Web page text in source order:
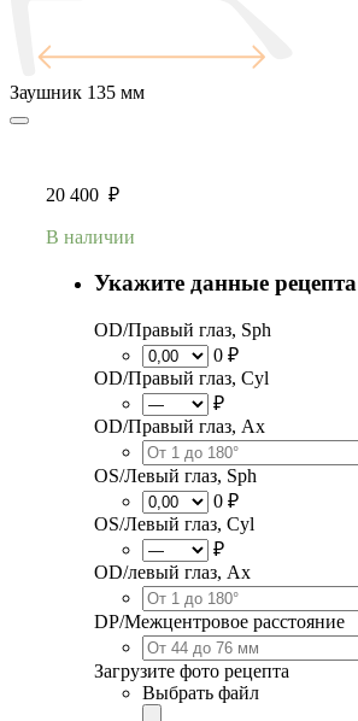
Заушник 135 мм
20 400 ₽
В наличии
Укажите данные рецепта
OD/Правый глаз, Sph
0 ₽
OD/Правый глаз, Cyl
₽
OD/Правый глаз, Ax
OS/Левый глаз, Sph
0 ₽
OS/Левый глаз, Cyl
₽
OD/левый глаз, Ax
DP/Межцентровое расстояние
Загрузите фото рецепта
Выбрать файл